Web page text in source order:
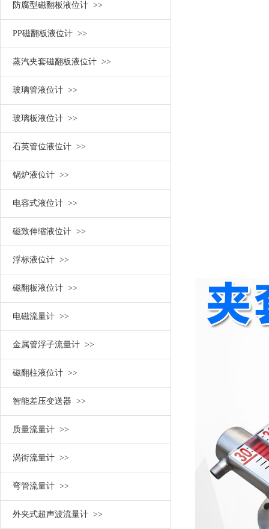
防腐型磁翻板液位计 >>
PP磁翻板液位计 >>
蒸汽夹套磁翻板液位计 >>
玻璃管液位计 >>
玻璃板液位计 >>
石英管位液位计 >>
锅炉液位计 >>
电容式液位计 >>
磁致伸缩液位计 >>
浮标液位计 >>
磁翻板液位计 >>
电磁流量计 >>
金属管浮子流量计 >>
磁翻柱液位计 >>
智能差压变送器 >>
质量流量计 >>
涡街流量计 >>
弯管流量计 >>
外夹式超声波流量计 >>